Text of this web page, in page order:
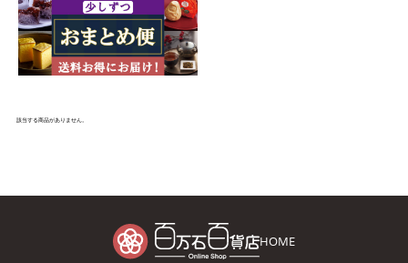
該当する商品がありません。
HOME